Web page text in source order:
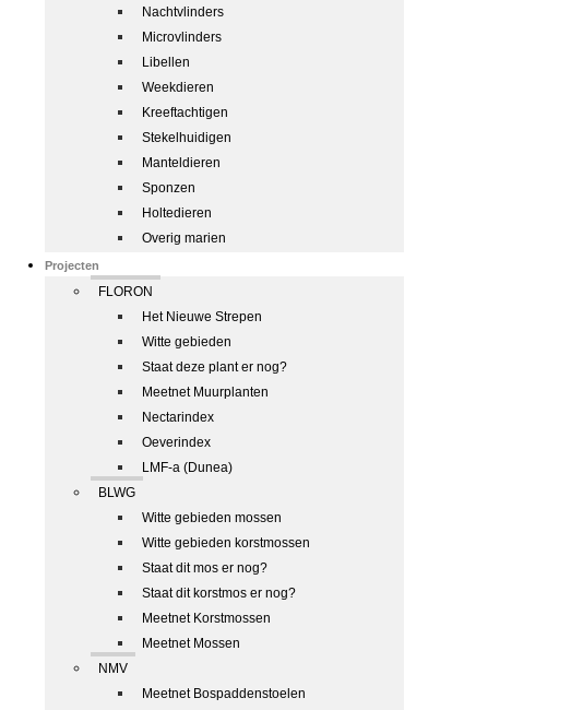
Nachtvlinders
Microvlinders
Libellen
Weekdieren
Kreeftachtigen
Stekelhuidigen
Manteldieren
Sponzen
Holtedieren
Overig marien
Projecten
FLORON
Het Nieuwe Strepen
Witte gebieden
Staat deze plant er nog?
Meetnet Muurplanten
Nectarindex
Oeverindex
LMF-a (Dunea)
BLWG
Witte gebieden mossen
Witte gebieden korstmossen
Staat dit mos er nog?
Staat dit korstmos er nog?
Meetnet Korstmossen
Meetnet Mossen
NMV
Meetnet Bospaddenstoelen